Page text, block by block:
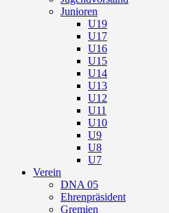
Junioren
U19
U17
U16
U15
U14
U13
U12
U11
U10
U9
U8
U7
Verein
DNA 05
Ehrenpräsident
Gremien